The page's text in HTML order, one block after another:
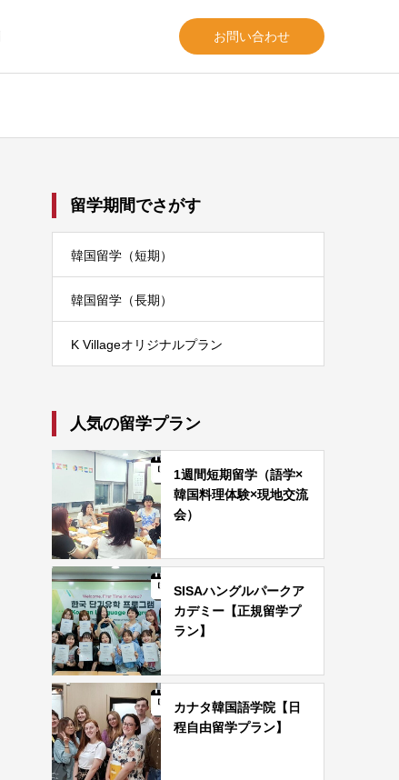
お問い合わせ
留学期間でさがす
韓国留学（短期）
韓国留学（長期）
K Villageオリジナルプラン
人気の留学プラン
1週間短期留学（語学×
韓国料理体験×現地交流
会）
SISAハングルパークア
カデミー【正規留学プ
ラン】
カナタ韓国語学院【日
程自由留学プラン】